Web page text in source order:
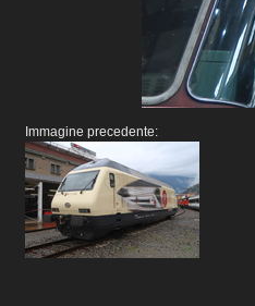
Immagine precedente: